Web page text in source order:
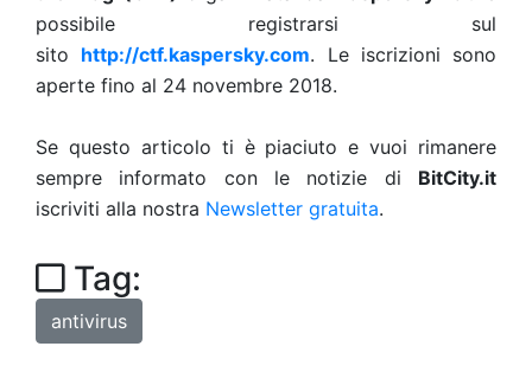
possibile registrarsi sul
sito http://ctf.kaspersky.com. Le iscrizioni sono
aperte fino al 24 novembre 2018.
Se questo articolo ti è piaciuto e vuoi rimanere
sempre informato con le notizie di BitCity.it
iscriviti alla nostra Newsletter gratuita.
Tag:
antivirus